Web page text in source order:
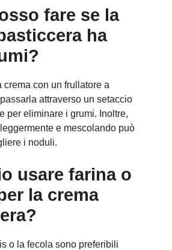
fare se la
ha
crema con un frullatore a
attraverso un setaccio
per eliminare i grumi. Inoltre,
e mescolando può
i noduli.
usare farina o
la crema
o la fecola sono preferibili